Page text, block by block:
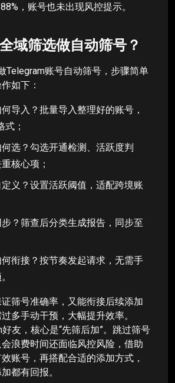
，账号也未出现风控提示。
域筛选做自动筛号？
Telegram账号自动筛号，步骤简单
如下：
导入？批量导入整理好的账号，
式；
选？勾选开通检测、活跃度判
核心项；
义？设置活跃阈值，适配跨境账
？筛查后分类生成报告，同步至
衔接？按节奏发起请求，无需手
筛号准确率，又能衔接后续添加
多手动干预，大幅提升效率。
友，核心是“先筛后加”。跳过筛号
浪费时间还面临风控风险，借助
账号，再搭配合适的添加方式，
都有回报。